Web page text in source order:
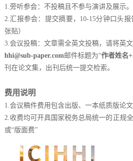
1.旁听参会：不投稿且不参与演讲及展示。
2.汇报参会：提交摘要，10-15分钟口头
张贴）
3.会议投稿：文章需全英文投稿，请将英
hhi@sub-paper.com邮件标题为“作者姓名
刊在论文集，出刊后统一提交检索。
费用说明
1.会议稿件费用包含出版、一本纸质版论文
2.收费均可开具国家税务总局统一的正规
或“版面费”